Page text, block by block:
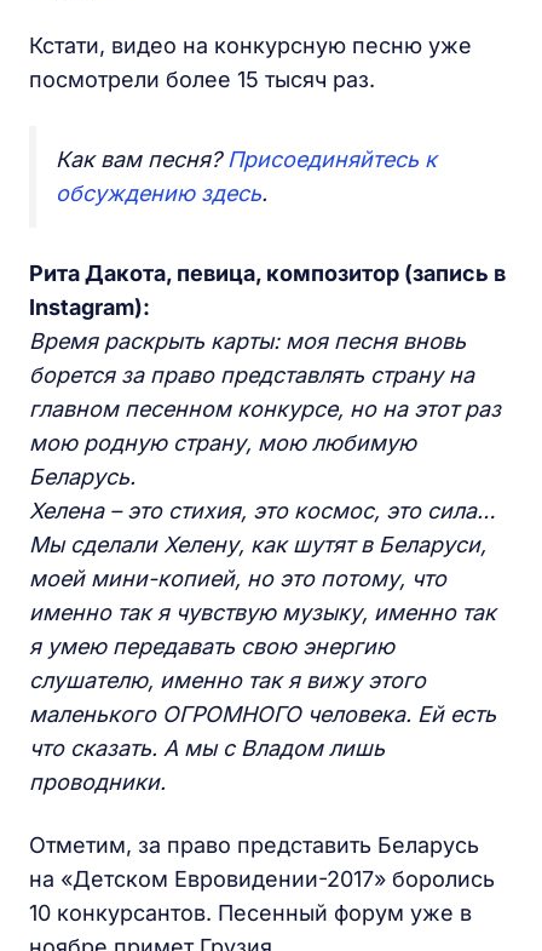
Кстати, видео на конкурсную песню уже
посмотрели более 15 тысяч раз.
Как вам песня? Присоединяйтесь к
обсуждению здесь.
Рита Дакота, певица, композитор (запись в
Instagram):
Время раскрыть карты: моя песня вновь
борется за право представлять страну на
главном песенном конкурсе, но на этот раз
мою родную страну, мою любимую
Беларусь.
Хелена – это стихия, это космос, это сила…
Мы сделали Хелену, как шутят в Беларуси,
моей мини-копией, но это потому, что
именно так я чувствую музыку, именно так
я умею передавать свою энергию
слушателю, именно так я вижу этого
маленького ОГРОМНОГО человека. Ей есть
что сказать. А мы с Владом лишь
проводники.
Отметим, за право представить Беларусь
на «Детском Евровидении-2017» боролись
10 конкурсантов. Песенный форум уже в